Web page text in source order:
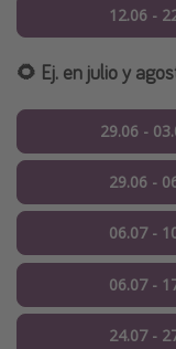
12.06 -
🌻 Ej. en julio y
29.06 -
29.06 -
06.07 -
06.07 -
24.07 -